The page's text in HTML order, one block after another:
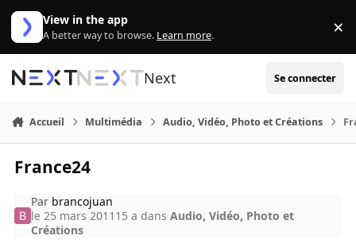
Aller au contenu
View in the app
A better way to browse. Learn more. ×
Next Se connecter
Accueil Multimédia Audio, Vidéo, Photo et Créations
France24
Par brancojuan
le 25 mars 2011 15 a dansAudio, Vidéo, Photo et
Créations